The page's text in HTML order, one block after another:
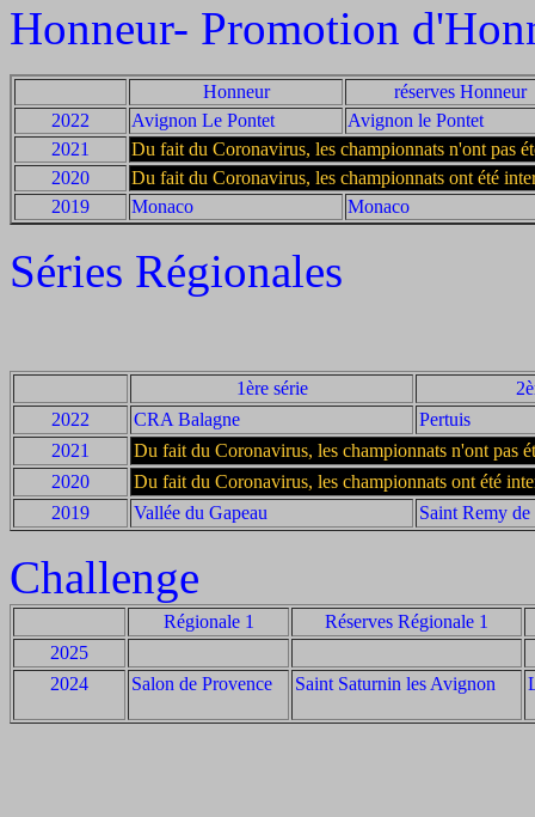
Honneur- Promotion
Honneur
réserves Honneur
2022
Avignon Le Pontet
Avignon le Pontet
2021
Du fait du Coronavirus, les championnats n'ont pas
2020
Du fait du Coronavirus, les championnats ont été
2019
Monaco Monaco
Séries Régionales
1ère série
2022
CRA Balagne
Pertuis
2021
Du fait du Coronavirus, les championnats n'ont pas
2020
Du fait du Coronavirus, les championnats ont été
2019
Vallée du Gapeau Saint Remy de
Challenge
Régionale 1
Réserves Régionale 1
2025
2024
Salon de Provence Saint Saturnin les Avignon